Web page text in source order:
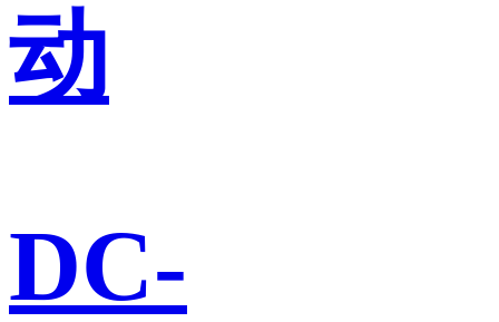
动
DC-